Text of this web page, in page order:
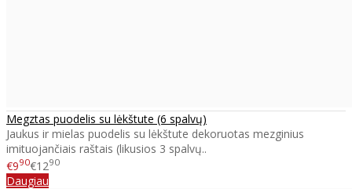
Megztas puodelis su lėkštute (6 spalvų)
Jaukus ir mielas puodelis su lėkštute dekoruotas mezginius
imituojančiais raštais (likusios 3 spalvų..
€990€1290
Daugiau